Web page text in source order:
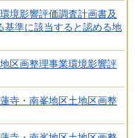
境影響評価調査計画書及
基準に該当すると認める地
区画整理事業環境影響評
寺・南峯地区土地区画整